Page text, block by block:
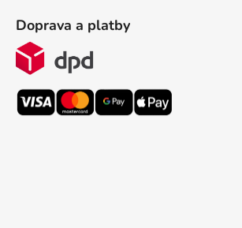
Doprava a platby